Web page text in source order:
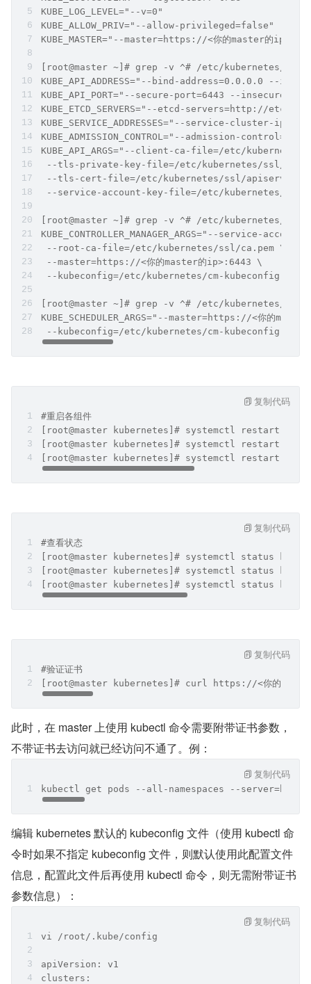
KUBE_LOG_LEVEL="--v=0"
KUBE_ALLOW_PRIV="--allow-privileged=false"
KUBE_MASTER="--master=https://<你的master的
[root@master ~]# grep -v ^# /etc/kubernetes/
KUBE_API_ADDRESS="--bind-address=0.0.0.0 --
KUBE_API_PORT="--secure-port=6443 --insecure-
KUBE_ETCD_SERVERS="--etcd-servers=http://
KUBE_SERVICE_ADDRESSES="--service-cluster-ip-
KUBE_ADMISSION_CONTROL="--admission-
KUBE_API_ARGS="--client-ca-file=/etc/
--tls-private-key-file=/etc/kubernetes/ssl/
--tls-cert-file=/etc/kubernetes/ssl/
--service-account-key-file=/etc/kubernetes/ssl/
[root@master ~]# grep -v ^# /etc/kubernetes/
KUBE_CONTROLLER_MANAGER_ARGS="--
--root-ca-file=/etc/kubernetes/ssl/ca.pem \
--master=https://<你的master的ip>:6443 \
--kubeconfig=/etc/kubernetes/cm-
[root@master ~]# grep -v ^# /etc/kubernetes/
KUBE_SCHEDULER_ARGS="--master=https://<你的
--kubeconfig=/etc/kubernetes/cm-
#重启各组件
[root@master kubernetes]# systemctl restart
[root@master kubernetes]# systemctl restart
[root@master kubernetes]# systemctl restart
复制代码
#查看状态
[root@master kubernetes]# systemctl status
[root@master kubernetes]# systemctl status
[root@master kubernetes]# systemctl status
复制代码
#验证证书
[root@master kubernetes]# curl https://<你的
复制代码
此时，在 master 上使用 kubectl 命令需要附带证书参数，
不带证书去访问就已经访问不通了。例：
kubectl get pods --all-namespaces --
复制代码
编辑 kubernetes 默认的 kubeconfig 文件（使用 kubectl 命
令时如果不指定 kubeconfig 文件，则默认使用此配置文件
信息，配置此文件后再使用 kubectl 命令，则无需附带证书
参数信息）：
vi /root/.kube/config
apiVersion: v1
clusters:
复制代码